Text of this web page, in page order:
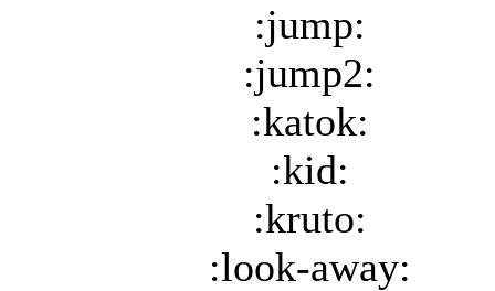
:jump:
:jump2:
:katok:
:kid:
:kruto:
:look-away: